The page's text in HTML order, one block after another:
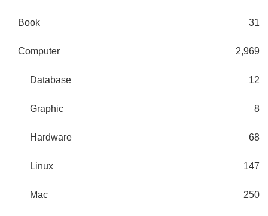
Book 31
Computer 2,969
Database 12
Graphic 8
Hardware 68
Linux 147
Mac 250